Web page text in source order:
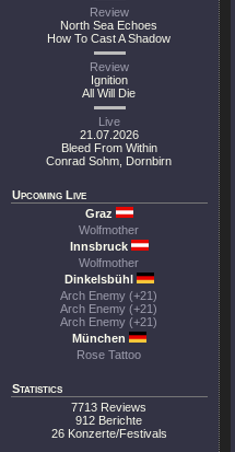
Review
North Sea Echoes
How To Cast A Shadow
Review
Ignition
All Will Die
Live
21.07.2026
Bleed From Within
Conrad Sohm, Dornbirn
Upcoming Live
Graz
Wolfmother
Innsbruck
Wolfmother
Dinkelsbühl
Arch Enemy (+21)
Arch Enemy (+21)
Arch Enemy (+21)
München
Rose Tattoo
Statistics
7713 Reviews
912 Berichte
26 Konzerte/Festivals